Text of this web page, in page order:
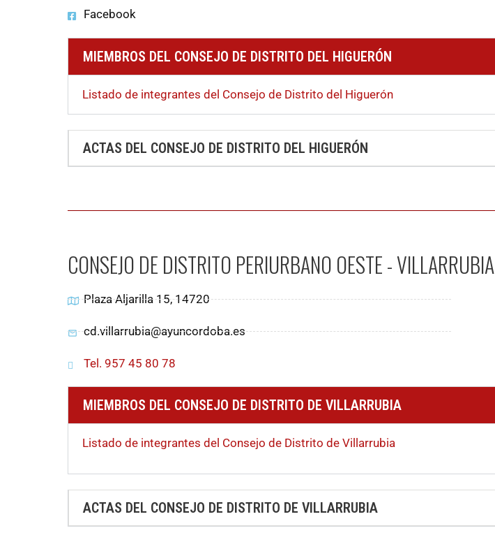
Facebook
MIEMBROS DEL CONSEJO DE DISTRITO DEL HIGUERÓN
Listado de integrantes del Consejo de Distrito del Higuerón
ACTAS DEL CONSEJO DE DISTRITO DEL HIGUERÓN
CONSEJO DE DISTRITO PERIURBANO OESTE - VILLARRUBIA
Plaza Aljarilla 15, 14720
cd.villarrubia@ayuncordoba.es
Tel. 957 45 80 78
MIEMBROS DEL CONSEJO DE DISTRITO DE VILLARRUBIA
Listado de integrantes del Consejo de Distrito de Villarrubia
ACTAS DEL CONSEJO DE DISTRITO DE VILLARRUBIA